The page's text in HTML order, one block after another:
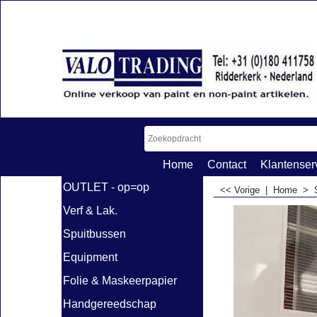
Home Contact
OUTLET - op=op
Verf & Lak.
Spuitbussen
Equipment
Folie & Maskeerpapier
Handgereedschap
<< Vorige Home >